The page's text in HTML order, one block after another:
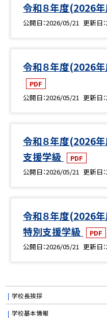
令和８年度(2026
公開日 2026/05/21 更新日
令和８年度(2026
PDF
公開日 2026/05/21 更新日
令和８年度(2026年
支援学級
PDF
公開日 2026/05/21 更新日
令和８年度(2026年
特別支援学級
PDF
公開日 2026/05/21 更新日
学校長挨拶
学校基本情報